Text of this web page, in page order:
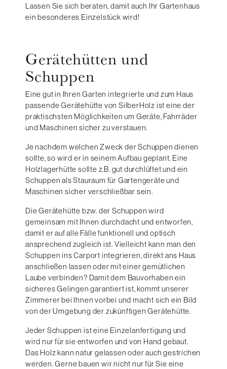
Lassen Sie sich beraten, damit auch Ihr Gartenhaus
ein besonderes Einzelstück wird!
Gerätehütten und
Schuppen
Eine gut in Ihren Garten integrierte und zum Haus
passende Gerätehütte von SilberHolz ist eine der
praktischsten Möglichkeiten um Geräte, Fahrräder
und Maschinen sicher zu verstauen.
Je nachdem welchen Zweck der Schuppen dienen
sollte, so wird er in seinem Aufbau geplant. Eine
Holzlagerhütte sollte z.B. gut durchlüftet und ein
Schuppen als Stauraum für Gartengeräte und
Maschinen sicher verschließbar sein.
Die Gerätehütte bzw. der Schuppen wird
gemeinsam mit Ihnen durchdacht und entworfen,
damit er auf alle Fälle funktionell und optisch
ansprechend zugleich ist. Vielleicht kann man den
Schuppen ins Carport integrieren, direkt ans Haus
anschließen lassen oder mit einer gemütlichen
Laube verbinden? Damit dem Bauvorhaben ein
sicheres Gelingen garantiert ist, kommt unserer
Zimmerer bei Ihnen vorbei und macht sich ein Bild
von der Umgebung der zukünftigen Gerätehütte.
Jeder Schuppen ist eine Einzelanfertigung und
wird nur für sie entworfen und von Hand gebaut.
Das Holz kann natur gelassen oder auch gestrichen
werden. Gerne bauen wir nicht nur für Sie eine